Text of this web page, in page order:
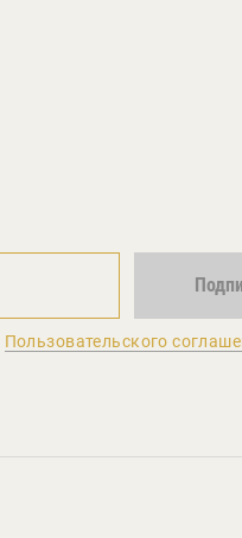
Пользовательского